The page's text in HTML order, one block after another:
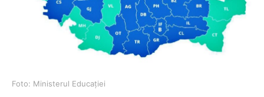
Foto: Ministerul Educației